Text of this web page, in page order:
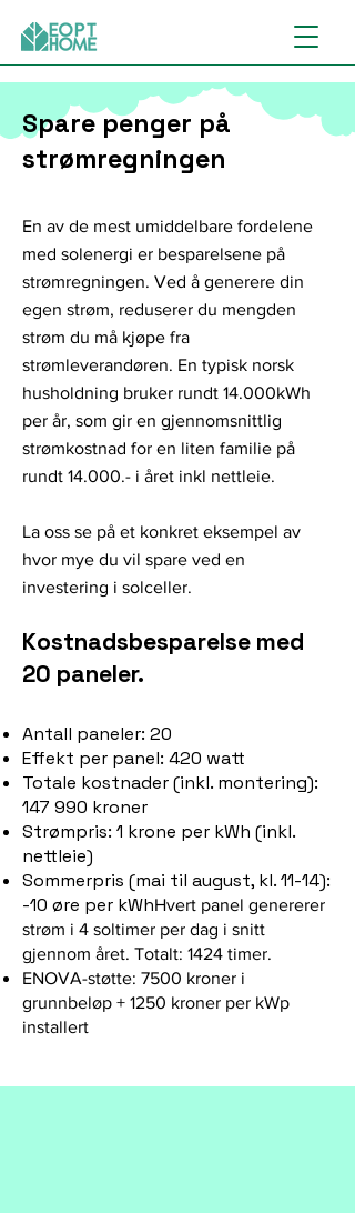
Spare penger på
strømregningen
En av de mest umiddelbare fordelene
med solenergi er besparelsene på
strømregningen. Ved å generere din
egen strøm, reduserer du mengden
strøm du må kjøpe fra
strømleverandøren. En typisk norsk
husholdning bruker rundt 14.000kWh
per år, som gir en gjennomsnittlig
strømkostnad for en liten familie på
rundt 14.000.- i året inkl nettleie.
La oss se på et konkret eksempel av
hvor mye du vil spare ved en
investering i solceller.
Kostnadsbesparelse med
20 paneler.
Antall paneler: 20
Effekt per panel: 420 watt
Totale kostnader (inkl. montering):
147 990 kroner
Strømpris: 1 krone per kWh (inkl.
nettleie)
Sommerpris (mai til august, kl. 11-14):
-10 øre per kWhHvert panel genererer
strøm i 4 soltimer per dag i snitt
gjennom året. Totalt: 1424 timer.
ENOVA-støtte: 7500 kroner i
grunnbeløp + 1250 kroner per kWp
installert